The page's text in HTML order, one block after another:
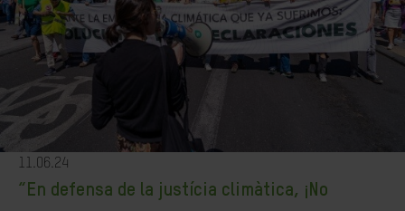
11.06.24
“En defensa de la justícia climàtica, ¡No